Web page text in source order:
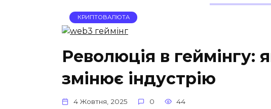
КРИПТОВАЛЮТА
Революція в геймінгу:
змінює індустрію
4 Жовтня, 2025 0 44